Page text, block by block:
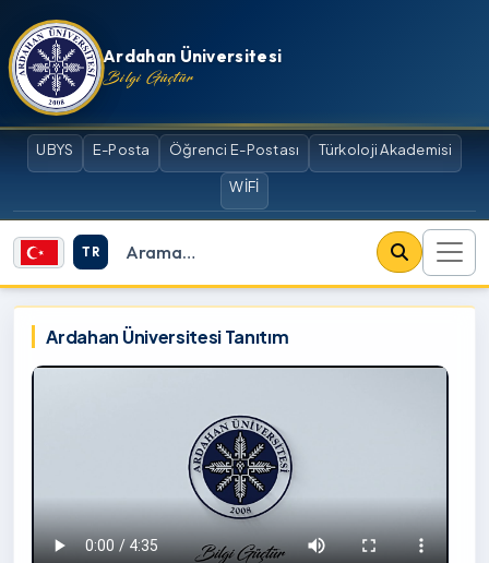
İçeriğe atla
Ardahan Üniversitesi
Bilgi Güçtür
UBYS E-Posta Öğrenci E-Postası Türkoloji Akademisi
WİFİ
TR
Site içi arama
Ardahan Üniversitesi
Ardahan Üniversitesi Tanıtım